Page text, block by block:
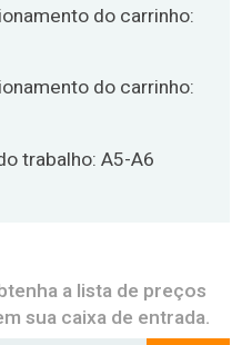
do carrinho:
do carrinho:
trabalho: A5-A6
a lista de preços
sua caixa de entrada.